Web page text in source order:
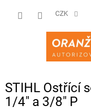
CZK
STIHL Ostřící
1/4" a 3/8" P